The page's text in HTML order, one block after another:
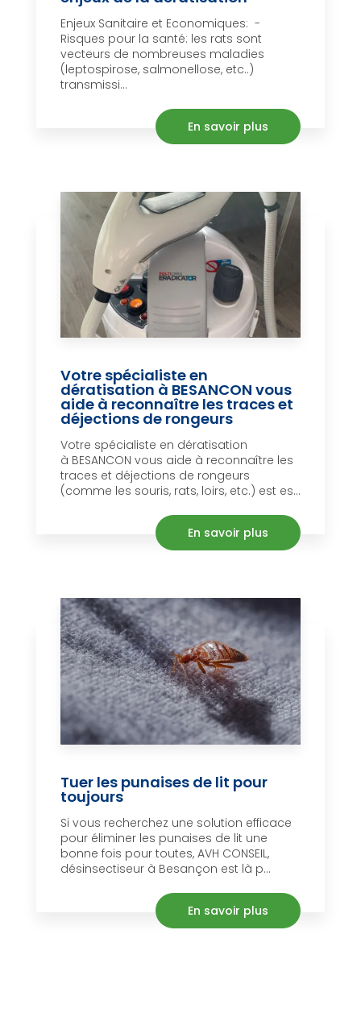
Enjeux Sanitaire et Economiques: -
Risques pour la santé: les rats sont
vecteurs de nombreuses maladies
(leptospirose, salmonellose, etc..)
transmissi...
En savoir plus
Votre spécialiste en
dératisation à BESANCON vous
aide à reconnaître les traces et
déjections de rongeurs
Votre spécialiste en dératisation
à BESANCON vous aide à reconnaître les
traces et déjections de rongeurs
(comme les souris, rats, loirs, etc.) est es...
En savoir plus
Tuer les punaises de lit pour
toujours
Si vous recherchez une solution efficace
pour éliminer les punaises de lit une
bonne fois pour toutes, AVH CONSEIL,
désinsectiseur à Besançon est là p...
En savoir plus